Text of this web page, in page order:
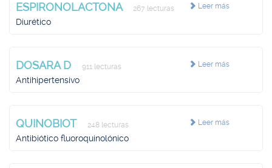
Leer más
ESPIRONOLACTONA 267 lecturas
Diurético
Leer más
DOSARA D 911 lecturas
Antihipertensivo
Leer más
QUINOBIOT 248 lecturas
Antibiótico fluoroquinolónico